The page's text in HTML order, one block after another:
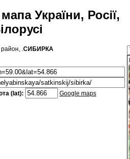
України, Росії,
район, .СИБИРКА
(lat): Google maps